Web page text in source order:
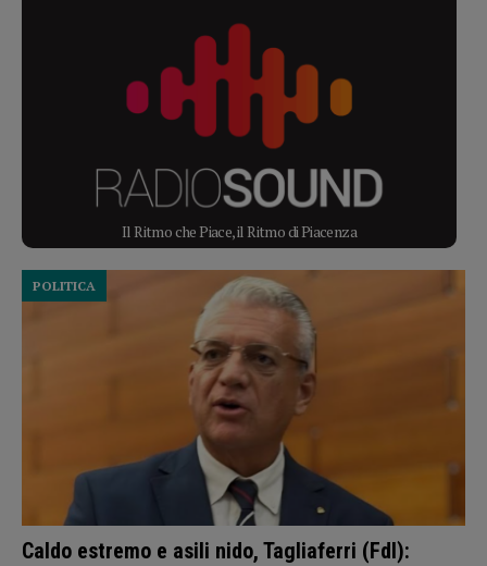
Il Ritmo che Piace, il Ritmo di Piacenza
Caldo estremo e asili nido, Tagliaferri (FdI):
POLITICA